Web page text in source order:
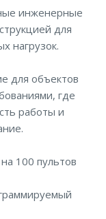
инженерные
для
нагрузок.
для объектов
где
работы и
100 пультов